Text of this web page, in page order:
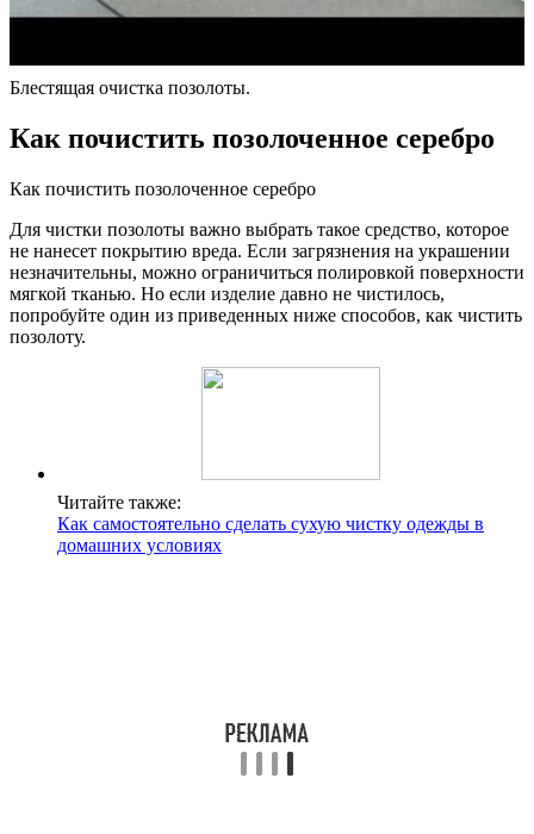
Блестящая очистка позолоты.
Как почистить позолоченное серебро
Как почистить позолоченное серебро
Для чистки позолоты важно выбрать такое средство, которое
не нанесет покрытию вреда. Если загрязнения на украшении
незначительны, можно ограничиться полировкой поверхности
мягкой тканью. Но если изделие давно не чистилось,
попробуйте один из приведенных ниже способов, как чистить
позолоту.
Читайте также:
Как самостоятельно сделать сухую чистку одежды в
домашних условиях